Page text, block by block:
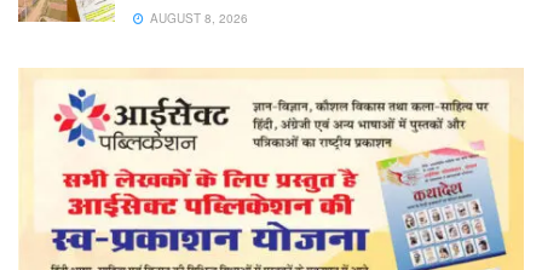
AUGUST 8, 2026